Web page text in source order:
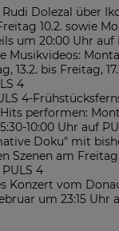
Dolezal über
10.2. sowie
um 20:00 Uhr auf
Musikvideos:
13.2. bis Freitag,
4
4-
performen:
10:00 Uhr auf
Doku" mit
Szenen am
4
Konzert vom
um 23:15 Uhr